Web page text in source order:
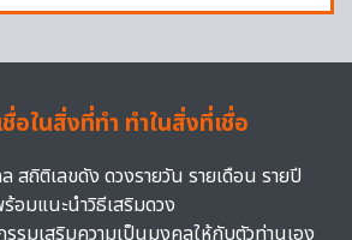
อในสิ่งที่ทำ ทำในสิ่งที่เชื่อ
สถิติเลขดัง ดวงรายวัน รายเดือน รายปี
อมแนะนำวิธีเสริมดวง
รมเสริมความเป็นมงคลให้กับตัวท่านเอง